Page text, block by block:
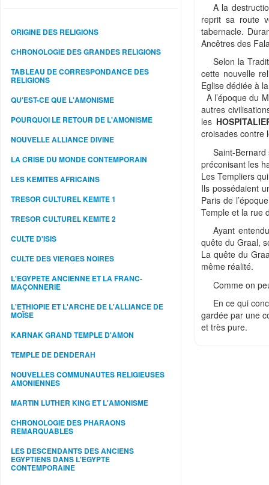
A la
reprit sa route
tabernacle.
Ancêtres des
Selon la
cette nouvelle
Eglise dédiée à
A l’époque du
autres
les
croisades contre
Saint-
préconisant les
Les Templiers
Ils possédaient
Paris de
Temple et la rue
Ayant
quête du Graal,
La quête du
même réalité.
Comme on
En ce qui
gardée par une
et très pure.
ORIGINE DES RELIGIONS
CHRONOLOGIE DES GRANDES RELIGIONS
TABLEAU DE CORRESPONDANCE DES
RELIGIONS
QU'EST-CE QUE L'AMONISME
POURQUOI LE RETOUR DE L'AMONISME
NOUVELLE ALLIANCE DIVINE
LA CRISE DU MONDE CONTEMPORAIN
LES KEMITES AFRICAINS
TRESOR CULTUREL KEMITE 1
TRESOR CULTUREL KEMITE 2
CULTE D'ISIS
CULTE DES VIERGES NOIRES
L'EGYPETE ANCIENNE ET LA FRANC-
MAÇONNERIE
L'ETHIOPIE ET L'ARCHE DE L'ALLIANCE DE
MOÏSE
KARNAK GRAND TEMPLE D'AMON
TEMPLE DE DENDERAH
NOUVELLES COMMUNAUTES RELIGIEUSES
AMONIENNES
MARTIN LUTHER KING ET L'AMONISME
CHRONOLOGIE DES PHARAONS
REMARQUABLES
LES DESCENDANTS DES ANCIENS
EGYPTIENS DANS L'EGYPTE
CONTEMPORAINE